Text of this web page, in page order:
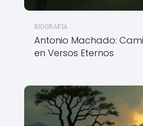
BIOGRAFÍA
Antonio Machado:
en Versos Eternos